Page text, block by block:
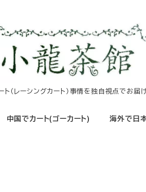
（レーシングカート）事情を独自視点でお届
中国でカート(ゴーカート) 海外で日